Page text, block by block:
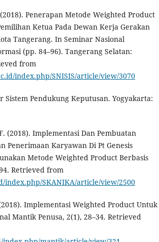
Penerapan Metode Weighted Product
Ketua Pada Dewan Kerja Gerakan
Tangerang. In Seminar Nasional
(pp. 84–96). Tangerang Selatan:
from
index.php/SNISIS/article/view/3070
Sistem Pendukung Keputusan. Yogyakarta:
(2018). Implementasi Dan Pembuatan
Penerimaan Karyawan Di Pt Genesis
Metode Weighted Product Berbasis
Retrieved from
SKANIKA/article/view/2500
Implementasi Weighted Product Untuk
Mantik Penusa, 2(1), 28–34. Retrieved